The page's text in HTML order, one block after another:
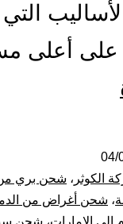
أعلى
من
الدمام
04/
الكوثر ، شحن بري من
، شحن أغراض من